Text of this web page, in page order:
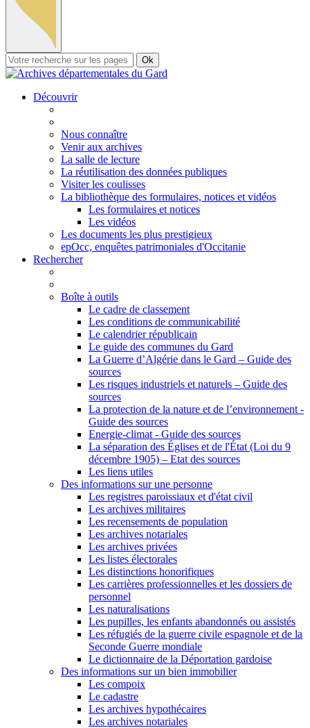
Ok
Découvrir
Nous connaître
Venir aux archives
La salle de lecture
La réutilisation des données publiques
Visiter les coulisses
La bibliothèque des formulaires, notices et vidéos
Les formulaires et notices
Les vidéos
Les documents les plus prestigieux
epOcc, enquêtes patrimoniales d'Occitanie
Rechercher
Boîte à outils
Le cadre de classement
Les conditions de communicabilité
Le calendrier républicain
Le guide des communes du Gard
La Guerre d’Algérie dans le Gard – Guide des
sources
Les risques industriels et naturels – Guide des
sources
La protection de la nature et de l’environnement -
Guide des sources
Energie-climat - Guide des sources
La séparation des Églises et de l'État (Loi du 9
décembre 1905) – Etat des sources
Les liens utiles
Des informations sur une personne
Les registres paroissiaux et d'état civil
Les archives militaires
Les recensements de population
Les archives notariales
Les archives privées
Les listes électorales
Les distinctions honorifiques
Les carrières professionnelles et les dossiers de
personnel
Les naturalisations
Les pupilles, les enfants abandonnés ou assistés
Les réfugiés de la guerre civile espagnole et de la
Seconde Guerre mondiale
Le dictionnaire de la Déportation gardoise
Des informations sur un bien immobilier
Les compoix
Le cadastre
Les archives hypothécaires
Les archives notariales